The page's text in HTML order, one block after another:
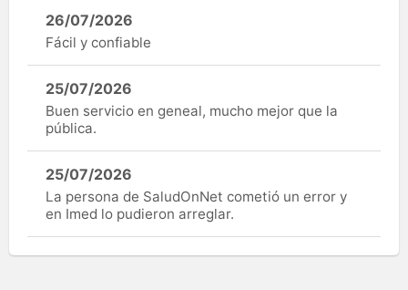
26/07/2026
Fácil y confiable
25/07/2026
Buen servicio en geneal, mucho mejor que la
pública.
25/07/2026
La persona de SaludOnNet cometió un error y
en Imed lo pudieron arreglar.